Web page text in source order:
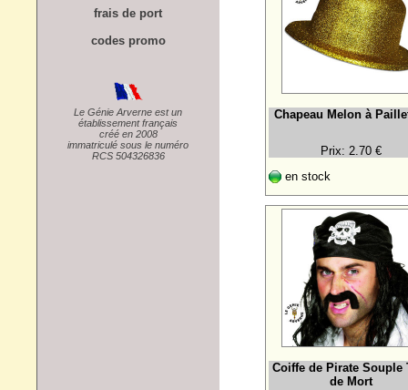
frais de port
codes promo
Le Génie Arverne est un
établissement français
créé en 2008
immatriculé sous le numéro
RCS 504326836
Chapeau Melon à
Prix: 2.70 €
en stock
Coiffe de Pirate Souple
de Mort